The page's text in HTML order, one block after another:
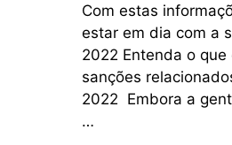
Com estas
estar em dia com a
2022 Entenda o
sanções
2022 Embora a
…